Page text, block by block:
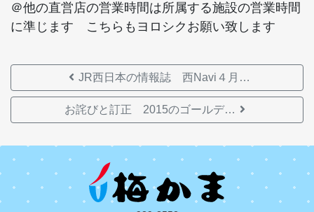
＠他の直営店の営業時間は所属する施設の営業時間
に準じます こちらもヨロシクお願い致します
JR西日本の情報誌 西Navi４月…
お詫びと訂正 2015のゴールデ…